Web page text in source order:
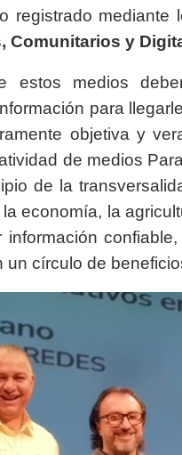
registrado mediante
Comunitarios y
estos medios
para
objetiva y
de medios
de la
economía, la
información
un círculo de